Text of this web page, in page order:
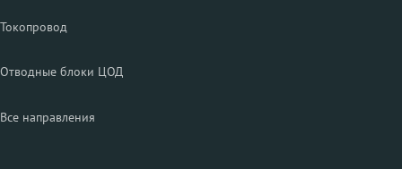
Токопровод
Отводные блоки ЦОД
Все направления